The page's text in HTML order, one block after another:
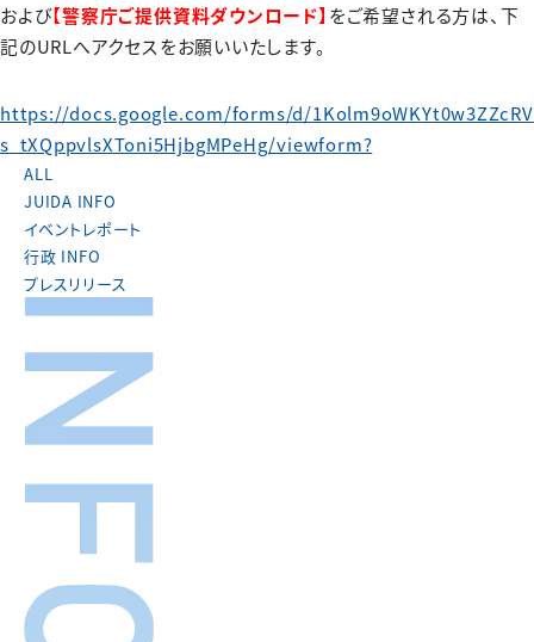
および【警察庁ご提供資料ダウンロード】 をご希望される方は、下
記のURLへアクセスをお願いいたします。
https://docs.google.com/forms/d/1Kolm9oWKYt0w3ZZcRV
s_tXQppvlsXToni5HjbgMPeHg/viewform?
ALL
JUIDA INFO
イベントレポート
行政 INFO
プレスリリース